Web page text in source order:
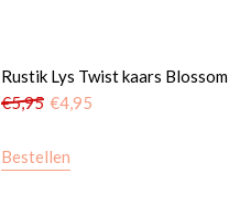
Rustik Lys Twist kaars Blossom
€5,95 €4,95
Bestellen